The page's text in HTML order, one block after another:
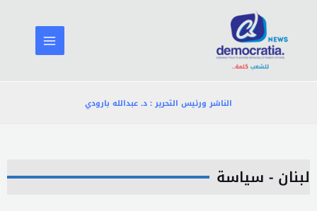
المحتوى
الناشر ورئيس التحرير : د. عبدالله بارودي
لبنان - سياسة